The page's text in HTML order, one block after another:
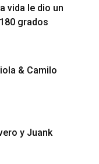
vida le dio un
grados
& Camilo
y Juank